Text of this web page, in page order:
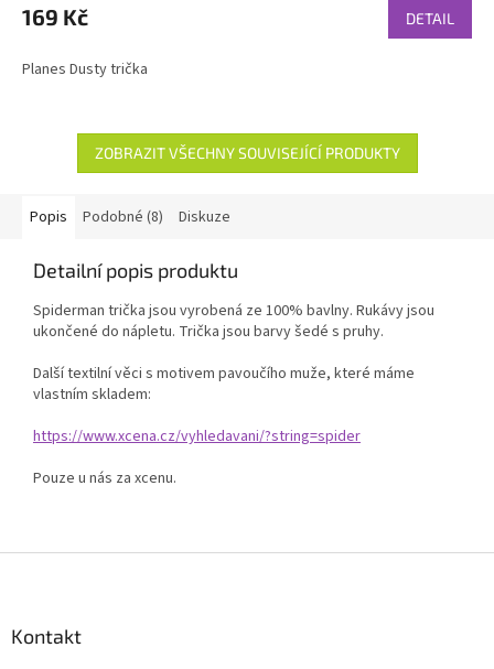
169 Kč DETAIL
Planes Dusty trička
ZOBRAZIT VŠECHNY SOUVISEJÍCÍ PRODUKTY
Popis Podobné (8) Diskuze
Detailní popis produktu
Spiderman trička jsou vyrobená ze 100% bavlny. Rukávy jsou
ukončené do nápletu. Trička jsou barvy šedé s pruhy.
Další textilní věci s motivem pavoučího muže, které máme
vlastním skladem:
https://www.xcena.cz/vyhledavani/?string=spider
Pouze u nás za xcenu.
Kontakt